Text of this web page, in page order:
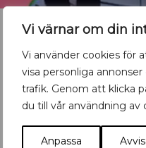
Vi värnar om din
Vi använder cookies för
visa personliga
trafik. Genom att klicka
du till vår användning av
Anpassa
Vill du
Mata in